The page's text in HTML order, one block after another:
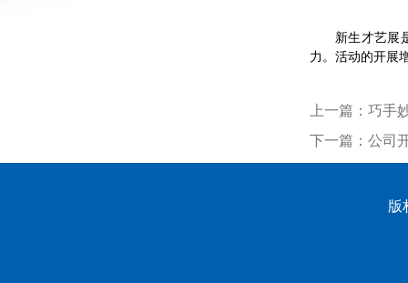
新生才艺展
力。活动的开展
上一篇： 巧手
下一篇： 公司
版